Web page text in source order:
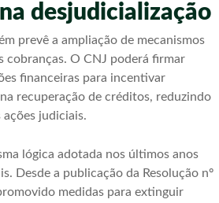
desjudicialização
prevê a ampliação de mecanismos
cobranças. O CNJ poderá firmar
financeiras para incentivar
recuperação de créditos, reduzindo
ações judiciais.
lógica adotada nos últimos anos
Desde a publicação da Resolução nº
medidas para extinguir